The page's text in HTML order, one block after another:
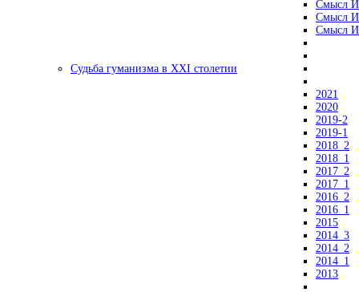
Смысл
Смысл
Смысл
Судьба гуманизма в XXI столетии
2021
2020
2019-2
2019-1
2018_2
2018_1
2017_2
2017_1
2016_2
2016_1
2015
2014_3
2014_2
2014_1
2013